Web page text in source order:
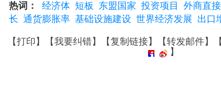
热词： 经济体 短板 东盟国家 投资项目
外商直
长 通货膨胀率 基础设施建设 世界经济发展 出口
【打印】【我要纠错】【复制链接】【转发邮件】
】